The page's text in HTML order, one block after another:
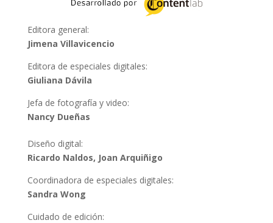
Editora general:
Jimena Villavicencio
Editora de especiales digitales:
Giuliana Dávila
Jefa de fotografía y video:
Nancy Dueñas
Diseño digital:
Ricardo Naldos, Joan Arquiñigo
Coordinadora de especiales digitales:
Sandra Wong
Cuidado de edición: